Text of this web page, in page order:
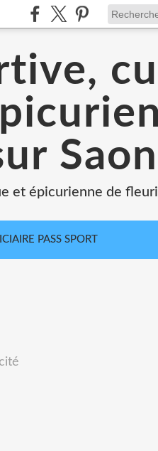
et épicurienne de
PASS SPORT